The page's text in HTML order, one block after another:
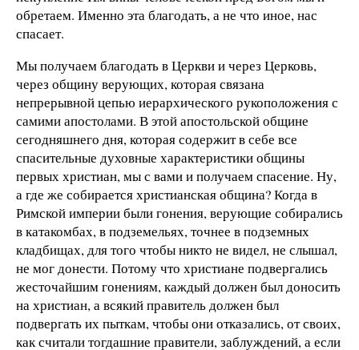
обретаем. Именно эта благодать, а не что иное, нас
спасает.
Мы получаем благодать в Церкви и через Церковь,
через общину верующих, которая связана
непрерывной цепью иерархического рукоположения с
самими апостолами. В этой апостольской общине
сегодняшнего дня, которая содержит в себе все
спасительные духовные характеристики общины
первых христиан, мы с вами и получаем спасение. Ну,
а где же собирается христианская община? Когда в
Римской империи были гонения, верующие собирались
в катакомбах, в подземельях, точнее в подземных
кладбищах, для того чтобы никто не видел, не слышал,
не мог донести. Потому что христиане подвергались
жесточайшим гонениям, каждый должен был доносить
на христиан, а всякий правитель должен был
подвергать их пыткам, чтобы они отказались, от своих,
как считали тогдашние правители, заблуждений, а если